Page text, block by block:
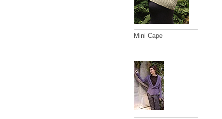
Mini Cape